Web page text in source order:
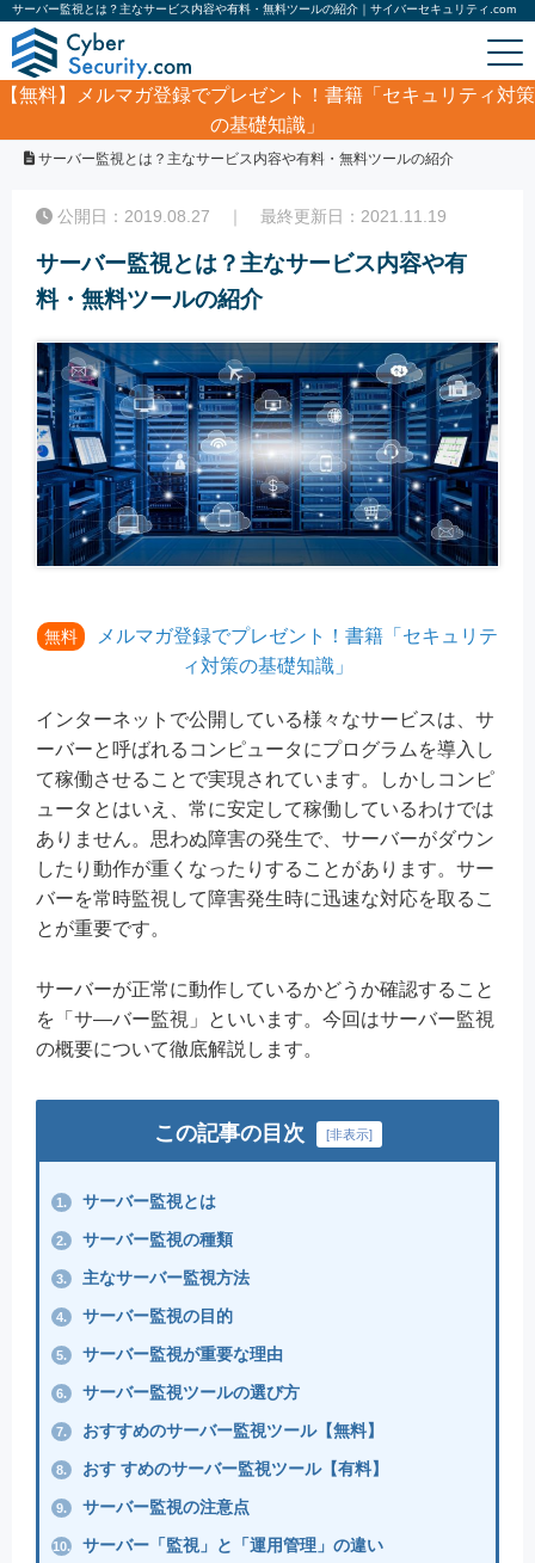
サーバー監視とは？主なサービス内容や有料・無料ツールの紹介｜サイバーセキュリティ.com
【無料】
メルマガ登録でプレゼント！書籍「セキュリティ対策
の基礎知識」
サーバー監視とは？主なサービス内容や有料・無料ツールの紹介
公開日：2019.08.27 ｜ 最終更新日：2021.11.19
サーバー監視とは？主なサービス内容や有
料・無料ツールの紹介
無料
メルマガ登録でプレゼント！書籍「セキュリテ
ィ対策の基礎知識」
インターネットで公開している様々なサービスは、サ
ーバーと呼ばれるコンピュータにプログラムを導入し
て稼働させることで実現されています。しかしコンピ
ュータとはいえ、常に安定して稼働しているわけでは
ありません。思わぬ障害の発生で、サーバーがダウン
したり動作が重くなったりすることがあります。サー
バーを常時監視して障害発生時に迅速な対応を取るこ
とが重要です。
サーバーが正常に動作しているかどうか確認すること
を「サ―バー監視」といいます。今回はサーバー監視
の概要について徹底解説します。
この記事の目次 [非表示]
1. サーバー監視とは
2. サーバー監視の種類
3. 主なサーバー監視方法
4. サーバー監視の目的
5. サーバー監視が重要な理由
6. サーバー監視ツールの選び方
7. おすすめのサーバー監視ツール【無料】
8. おす すめのサーバー監視ツール【有料】
9. サーバー監視の注意点
10. サーバー「監視」と「運用管理」の違い